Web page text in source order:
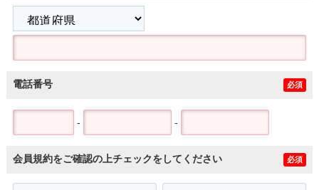
電話番号 必須
- -
会員規約をご確認の上チェックをしてください 必須